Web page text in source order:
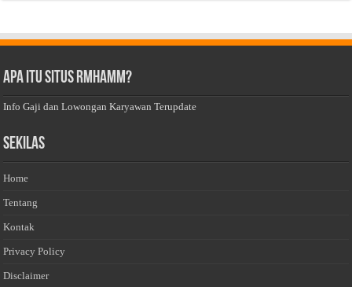
Apa Itu Situs Rmhamm?
Info Gaji dan Lowongan Karyawan Terupdate
Sekilas
Home
Tentang
Kontak
Privacy Policy
Disclaimer